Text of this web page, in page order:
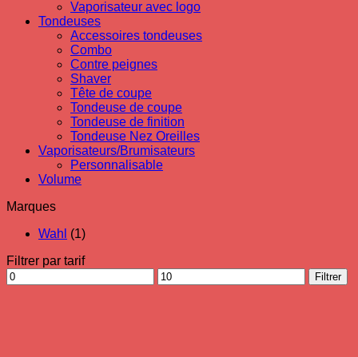
Vaporisateur avec logo
Tondeuses
Accessoires tondeuses
Combo
Contre peignes
Shaver
Tête de coupe
Tondeuse de coupe
Tondeuse de finition
Tondeuse Nez Oreilles
Vaporisateurs/Brumisateurs
Personnalisable
Volume
Marques
Wahl (1)
Filtrer par tarif
Prix
min
Prix
max
Filtrer